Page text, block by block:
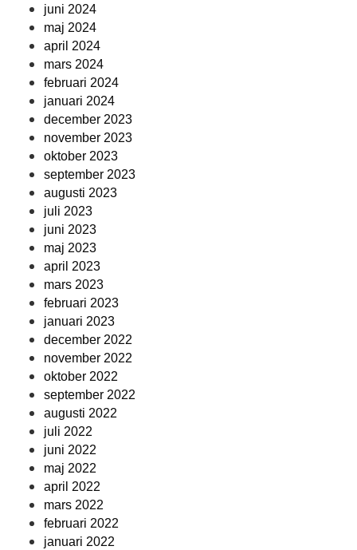
juni 2024
maj 2024
april 2024
mars 2024
februari 2024
januari 2024
december 2023
november 2023
oktober 2023
september 2023
augusti 2023
juli 2023
juni 2023
maj 2023
april 2023
mars 2023
februari 2023
januari 2023
december 2022
november 2022
oktober 2022
september 2022
augusti 2022
juli 2022
juni 2022
maj 2022
april 2022
mars 2022
februari 2022
januari 2022